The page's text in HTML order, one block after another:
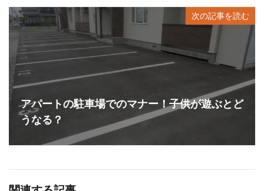
次の記事を読む
アパートの駐車場でのマナー！子供が遊ぶとど
うなる？